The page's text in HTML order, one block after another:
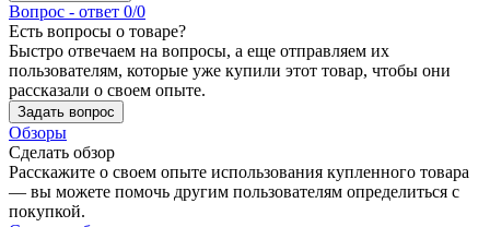
Вопрос - ответ 0/0
Есть вопросы о товаре?
Быстро отвечаем на вопросы, а еще отправляем их
пользователям, которые уже купили этот товар, чтобы они
рассказали о своем опыте.
Задать вопрос
Обзоры
Сделать обзор
Расскажите о своем опыте использования купленного товара
— вы можете помочь другим пользователям определиться с
покупкой.